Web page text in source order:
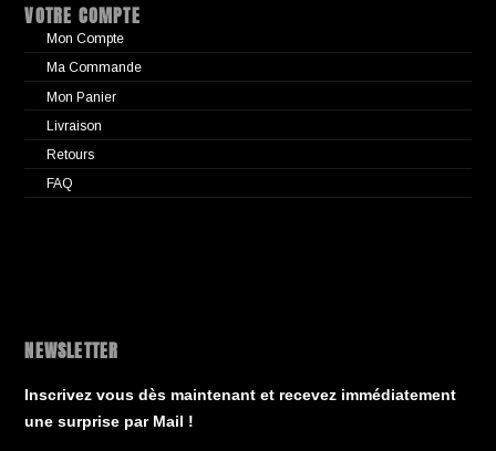
VOTRE COMPTE
Mon Compte
Ma Commande
Mon Panier
Livraison
Retours
FAQ
NEWSLETTER
Inscrivez vous dès maintenant et recevez immédiatement
une surprise par Mail !